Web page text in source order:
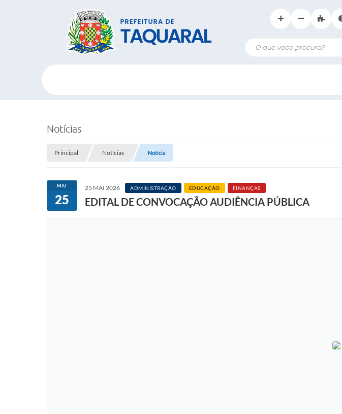
O que voce procura?
Notícias
Principal Notícias Notícia
MAI
25
25 MAI 2026 ADMINISTRAÇÃO EDUCAÇÃO FINANÇAS
EDITAL DE CONVOCAÇÃO AUDIÊNCIA PÚBLICA